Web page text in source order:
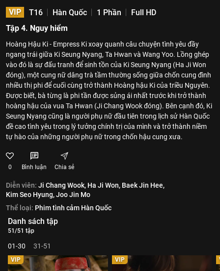
VIP T16 Hàn Quốc 1 Phần
Full HD
Tập 4. Nguy hiểm
Hoàng Hậu Ki - Empress Ki xoay quanh câu chuyện tình yêu đầy
ngang trái giữa Ki Seung Nyang, Ta Hwan và Wang Yoo. Lồng ghép
vào đó là sự đấu tranh để sinh tồn của Ki Seung Nyang (Ha Ji Won
đóng), một cung nữ dâng trà tầm thường sống giữa chốn cung đình
nhiều thị phi để cuối cùng trở thành Hoàng hậu Ki của triều Nguyên.
Được biết, bà từng là phi tần được sủng ái nhất trước khi trở thành
hoàng hậu của vua Ta Hwan (Ji Chang Wook đóng). Bên cạnh đó, Ki
Seung Nyang cũng là người phụ nữ đầu tiên trong lịch sử Hàn Quốc
đề cao tình yêu trong lý tưởng chính trị của mình và trở thành niềm
tự hào của những người phụ nữ trong chốn hậu cung xưa.
0 Bình luận Chia sẻ
Diễn viên: Ji Chang Wook, Ha Ji Won, Baek Jin Hee,
Kim Seo Hyung,Joo Jin Mo
Thể loại: Phim tình cảm Hàn Quốc
Danh sách tập
51/51 tập
01-30 31-51
VIP VIP